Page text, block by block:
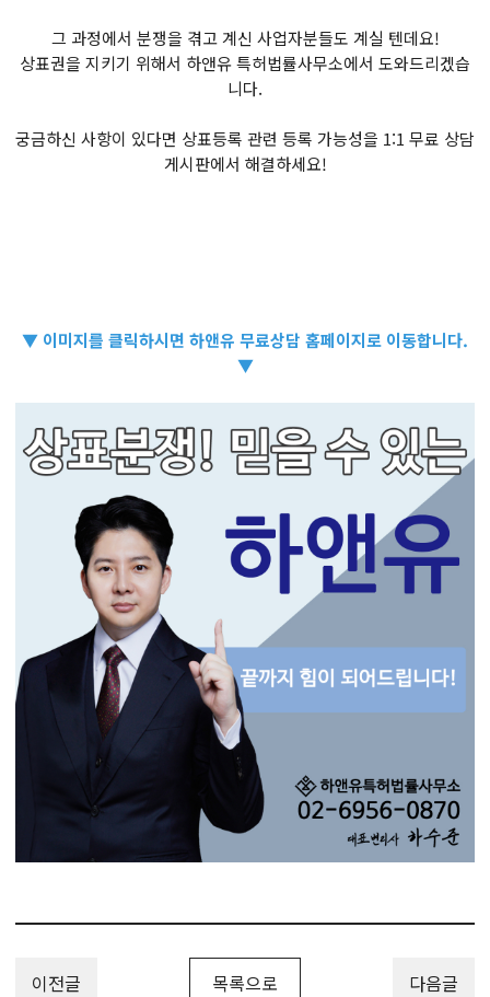
그 과정에서 분쟁을 겪고 계신 사업자분들도 계실 텐데요!
상표권을 지키기 위해서 하앤유 특허법률사무소에서 도와드리겠습
니다.
궁금하신 사항이 있다면 상표등록 관련 등록 가능성을 1:1 무료 상담
게시판에서 해결하세요!
▼ 이미지를 클릭하시면 하앤유 무료상담 홈페이지로 이동합니다.
▼
이전글 목록으로 다음글